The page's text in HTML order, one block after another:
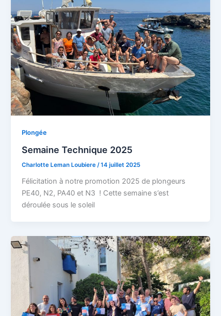
Plongée
Semaine Technique 2025
Charlotte Leman Loubiere/14 juillet 2025
Félicitation à notre promotion 2025 de plongeurs
PE40, N2, PA40 et N3 ! Cette semaine s’est
déroulée sous le soleil